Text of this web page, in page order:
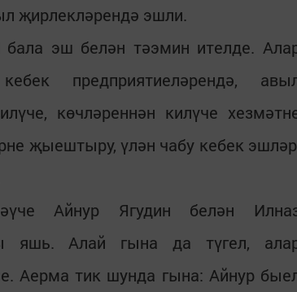
җирлекләрендә эшли.
эш белән тәэмин ителде.
предприятиеләрендә,
көчләреннән килүче
җыештыру, үлән чабу кебек
Айнур Ягудин белән
яшь. Алай гына да түгел,
Аерма тик шунда гына: Айнур